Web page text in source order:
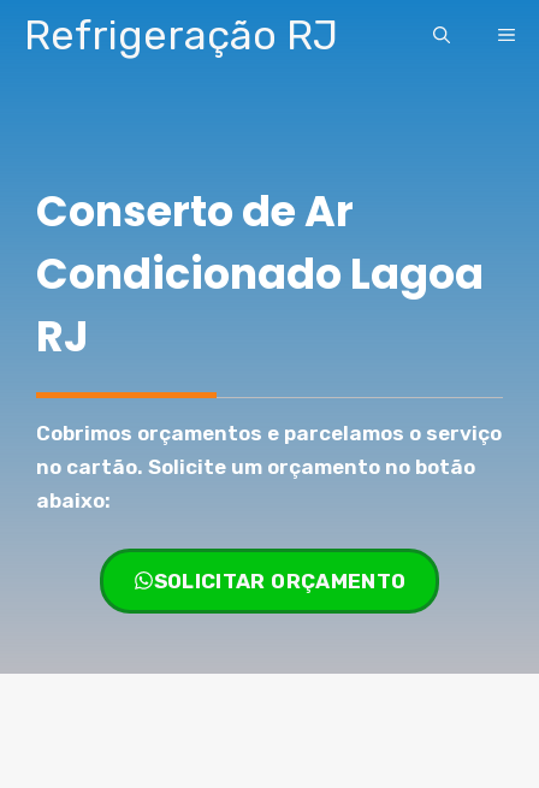
Pular
paraRefrigeração RJ
Conserto de Ar
Condicionado Lagoa
RJ
Cobrimos orçamentos e parcelamos o serviço
no cartão. Solicite um orçamento no botão
abaixo:
SOLICITAR ORÇAMENTO